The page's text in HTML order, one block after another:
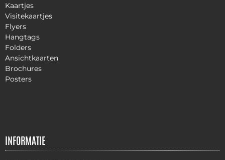
Kaartjes
Visitekaartjes
Flyers
Hangtags
Folders
Ansichtkaarten
Brochures
Posters
INFORMATIE